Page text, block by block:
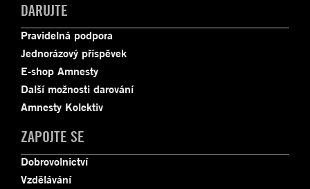
DARUJTE
Pravidelná podpora
Jednorázový příspěvek
E-shop Amnesty
Další možnosti darování
Amnesty Kolektiv
ZAPOJTE SE
Dobrovolnictví
Vzdělávání